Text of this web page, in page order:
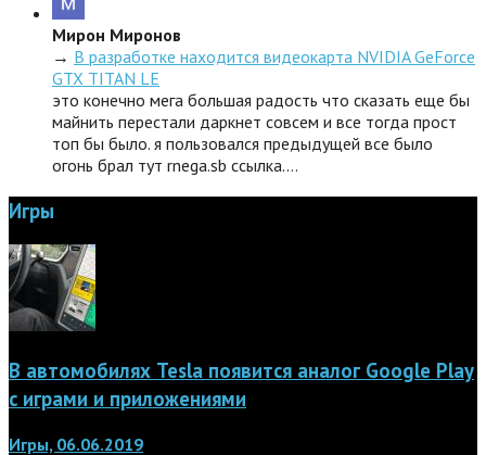
Мирон Миронов
→ В разработке находится видеокарта NVIDIA GeForce
GTX TITAN LE
это конечно мега большая радость что сказать еще бы
майнить перестали даркнет совсем и все тогда прост
топ бы было. я пользовался предыдущей все было
огонь брал тут rnega.sb ссылка.…
Игры
В автомобилях Tesla появится аналог Google Play
с играми и приложениями
Игры, 06.06.2019